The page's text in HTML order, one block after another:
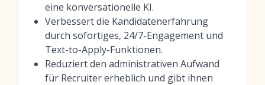
eine konversationelle KI.
Verbessert die Kandidatenerfahrung
durch sofortiges, 24/7-Engagement und
Text-to-Apply-Funktionen.
Reduziert den administrativen Aufwand
für Recruiter erheblich und gibt ihnen